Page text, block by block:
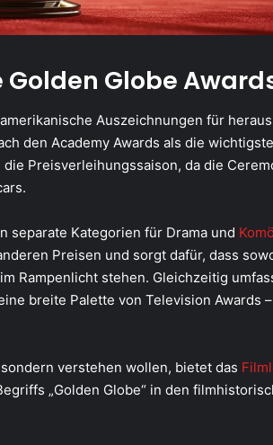
Globe
Auszeichnungen für
den Academy Awards als die
Preisverleihungssaison, da die
separate Kategorien für Drama und
Preisen und sorgt dafür, dass
Rampenlicht stehen. Gleichzeitig
breite Palette von Television Awards
verstehen wollen, bietet das
„Golden Globe“ in den